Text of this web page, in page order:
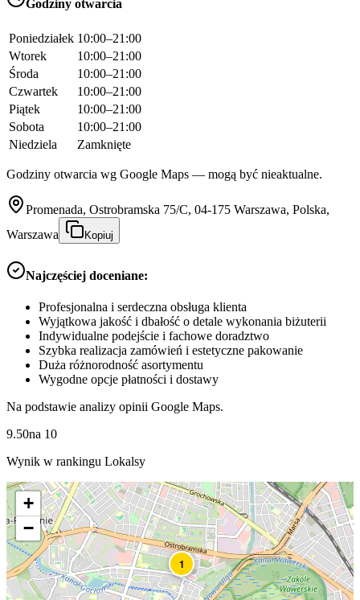
Godziny otwarcia
Poniedziałek 10:00–21:00
Wtorek
10:00–21:00
Środa
10:00–21:00
Czwartek
10:00–21:00
Piątek
10:00–21:00
Sobota
10:00–21:00
Niedziela
Zamknięte
Godziny otwarcia wg Google Maps — mogą być nieaktualne.
Promenada, Ostrobramska 75/C, 04-175 Warszawa, Polska,
Warszawa
Kopiuj
Najczęściej doceniane:
Profesjonalna i serdeczna obsługa klienta
Wyjątkowa jakość i dbałość o detale wykonania biżuterii
Indywidualne podejście i fachowe doradztwo
Szybka realizacja zamówień i estetyczne pakowanie
Duża różnorodność asortymentu
Wygodne opcje płatności i dostawy
Na podstawie analizy opinii Google Maps.
9.50na 10
Wynik w rankingu Lokalsy
1
+
−